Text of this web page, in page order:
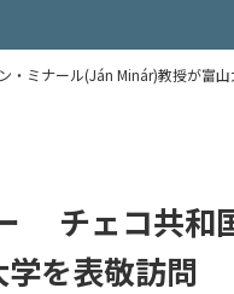
ミナール(Ján Minár)教授が富
チェコ共和
を表敬訪問